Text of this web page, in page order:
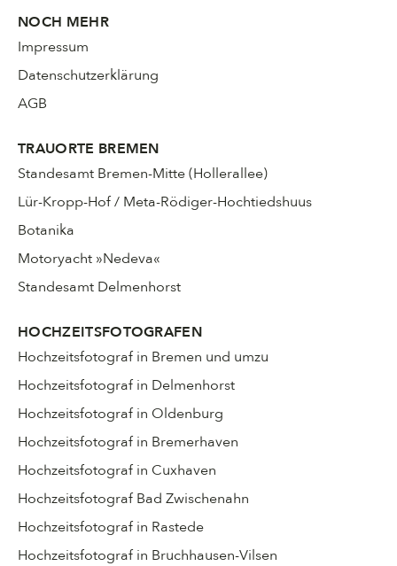
NOCH MEHR
Impressum
Datenschutzerklärung
AGB
TRAUORTE BREMEN
Standesamt Bremen-Mitte (Hollerallee)
Lür-Kropp-Hof / Meta-Rödiger-Hochtiedshuus
Botanika
Motoryacht »Nedeva«
Standesamt Delmenhorst
HOCHZEITSFOTOGRAFEN
Hochzeitsfotograf in Bremen und umzu
Hochzeitsfotograf in Delmenhorst
Hochzeitsfotograf in Oldenburg
Hochzeitsfotograf in Bremerhaven
Hochzeitsfotograf in Cuxhaven
Hochzeitsfotograf Bad Zwischenahn
Hochzeitsfotograf in Rastede
Hochzeitsfotograf in Bruchhausen-Vilsen